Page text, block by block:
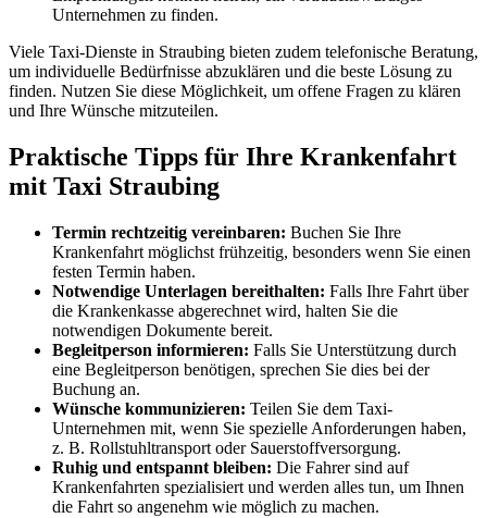
Unternehmen zu finden.
Viele Taxi-Dienste in Straubing bieten zudem telefonische Beratung,
um individuelle Bedürfnisse abzuklären und die beste Lösung zu
finden. Nutzen Sie diese Möglichkeit, um offene Fragen zu klären
und Ihre Wünsche mitzuteilen.
Praktische Tipps für Ihre Krankenfahrt
mit Taxi Straubing
Termin rechtzeitig vereinbaren: Buchen Sie Ihre
Krankenfahrt möglichst frühzeitig, besonders wenn Sie einen
festen Termin haben.
Notwendige Unterlagen bereithalten: Falls Ihre Fahrt über
die Krankenkasse abgerechnet wird, halten Sie die
notwendigen Dokumente bereit.
Begleitperson informieren: Falls Sie Unterstützung durch
eine Begleitperson benötigen, sprechen Sie dies bei der
Buchung an.
Wünsche kommunizieren: Teilen Sie dem Taxi-
Unternehmen mit, wenn Sie spezielle Anforderungen haben,
z. B. Rollstuhltransport oder Sauerstoffversorgung.
Ruhig und entspannt bleiben: Die Fahrer sind auf
Krankenfahrten spezialisiert und werden alles tun, um Ihnen
die Fahrt so angenehm wie möglich zu machen.